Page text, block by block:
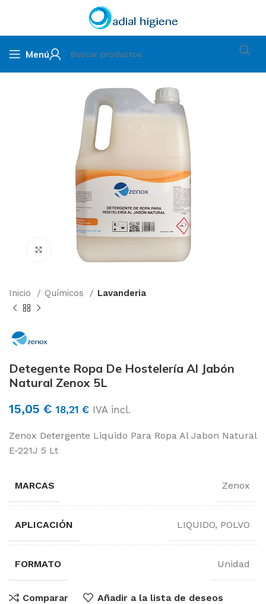
Menú
Clic para ampliar
Inicio Químicos Lavanderia
Detegente Ropa De Hostelería Al Jabón
Natural Zenox 5L
15,05 € 18,21 € IVA incl.
Zenox Detergente Liquido Para Ropa Al Jabon Natural
E-221J 5 Lt
MARCAS Zenox
APLICACIÓN LIQUIDO, POLVO
FORMATO Unidad
Comparar Añadir a la lista de deseos